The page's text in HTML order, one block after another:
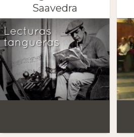
Saavedra